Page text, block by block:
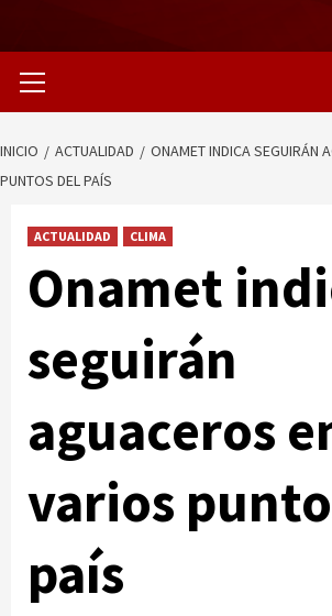
primario
INICIO ACTUALIDAD
ONAMET INDICA SEGUIRÁN
PUNTOS DEL PAÍS
ACTUALIDAD CLIMA
Onamet
seguirán
aguaceros
varios
país